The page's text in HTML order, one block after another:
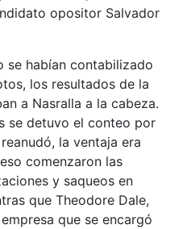
opositor Salvador
se habían contabilizado
los resultados de la
a Nasralla a la cabeza.
se detuvo el conteo por
la ventaja era
comenzaron las
y saqueos en
que Theodore Dale,
que se encargó